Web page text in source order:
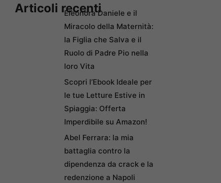
Articoli recentiEleonora Daniele e il
Miracolo della Maternità:
la Figlia che Salva e il
Ruolo di Padre Pio nella
loro Vita
Scopri l’Ebook Ideale per
le tue Letture Estive in
Spiaggia: Offerta
Imperdibile su Amazon!
Abel Ferrara: la mia
battaglia contro la
dipendenza da crack e la
redenzione a Napoli